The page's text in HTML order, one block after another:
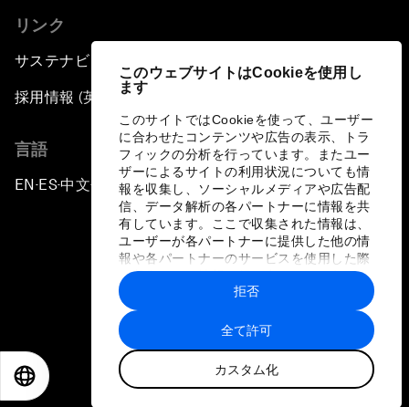
このウェブサイトはCookieを使用し
ます
このサイトではCookieを使って、ユーザー
に合わせたコンテンツや広告の表示、トラ
フィックの分析を行っています。またユー
ザーによるサイトの利用状況についても情
報を収集し、ソーシャルメディアや広告配
信、データ解析の各パートナーに情報を共
有しています。ここで収集された情報は、
ユーザーが各パートナーに提供した他の情
報や各パートナーのサービスを使用した際
に収集された情報と組み合わされ、各パー
トナーによって使用されることがありま
す。
全て許可
カスタム化
拒否
リンク
サステナビリティへの取り組み
採用情報 (英語のみ)
言語
EN ▪ES▪中文▪ 日本語
プライバシーポリシーと利用規約
サイトマップ
©
世界経済フォーラム